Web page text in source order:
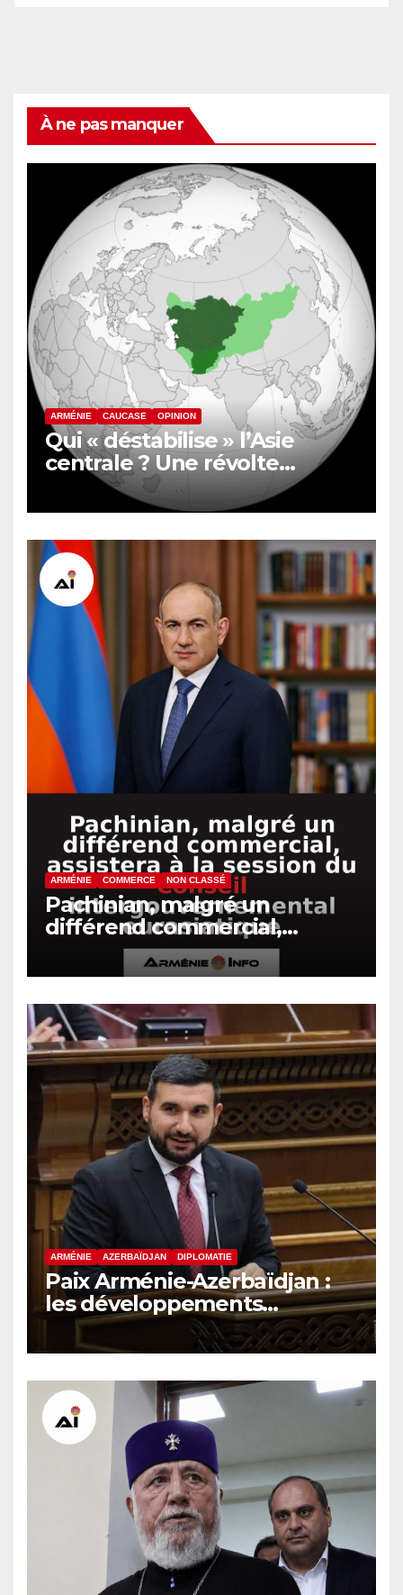
À ne pas manquer
ARMÉNIE CAUCASE OPINION
Qui « déstabilise » l’Asie
centrale ? Une révolte
inquiète le nord de
l’Afghanistan
ARMÉNIE COMMERCE NON CLASSÉ
Pachinian, malgré un
différend commercial,
assistera à la session du
Conseil intergouvernemental
ARMÉNIE AZERBAÏDJAN DIPLOMATIE
Paix Arménie-Azerbaïdjan :
les développements
internationaux pèsent sur la
signature finale